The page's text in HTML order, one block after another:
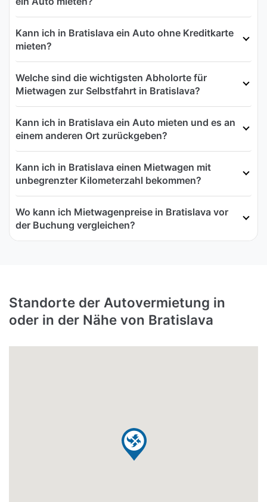
Kann ich in Bratislava ein Auto ohne Kreditkarte
mieten?
Welche sind die wichtigsten Abholorte für
Mietwagen zur Selbstfahrt in Bratislava?
Kann ich in Bratislava ein Auto mieten und es an
einem anderen Ort zurückgeben?
Kann ich in Bratislava einen Mietwagen mit
unbegrenzter Kilometerzahl bekommen?
Wo kann ich Mietwagenpreise in Bratislava vor
der Buchung vergleichen?
Standorte der Autovermietung in
oder in der Nähe von Bratislava